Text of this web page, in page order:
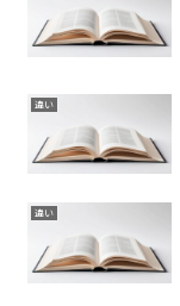
違い
違い